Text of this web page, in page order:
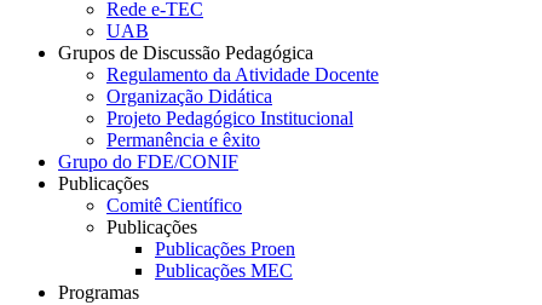
Rede e-TEC
UAB
Grupos de Discussão Pedagógica
Regulamento da Atividade Docente
Organização Didática
Projeto Pedagógico Institucional
Permanência e êxito
Grupo do FDE/CONIF
Publicações
Comitê Científico
Publicações
Publicações Proen
Publicações MEC
Programas